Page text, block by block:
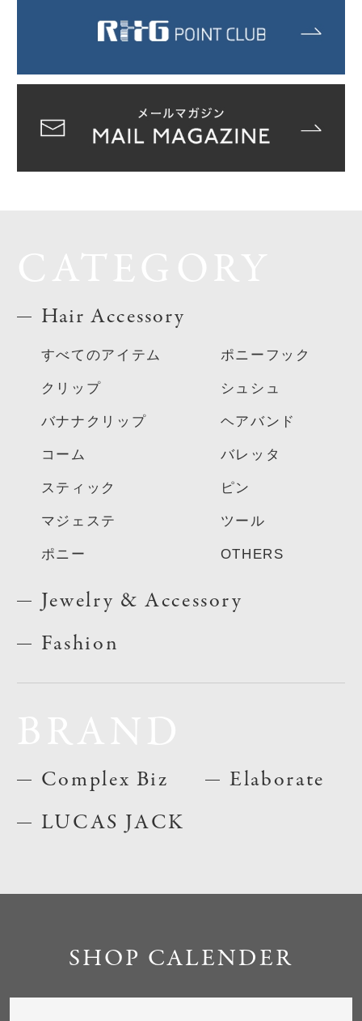
Hair Accessory
すべてのアイテム
クリップ
バナナクリップ
コーム
スティック
マジェステ
ポニー
ポニーフック
シュシュ
ヘアバンド
バレッタ
ピン
ツール
OTHERS
Jewelry & Accessory
Fashion
Complex Biz
LUCAS JACK
Elaborate
SHOP CALENDER